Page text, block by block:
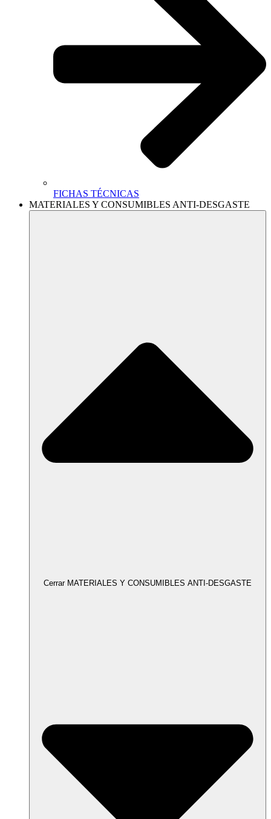
FICHAS TÉCNICAS
MATERIALES Y CONSUMIBLES ANTI-DESGASTE
Cerrar MATERIALES Y CONSUMIBLES ANTI-DESGASTE